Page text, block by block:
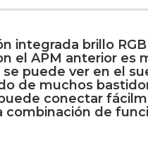
integrada brillo
el APM anterior es
puede ver en el
de muchos
conectar
de